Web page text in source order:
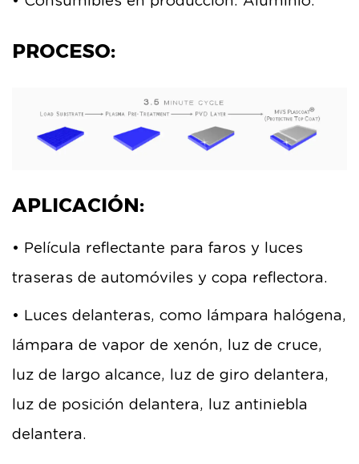
PROCESO:
APLICACIÓN:
• Película reflectante para faros y luces
traseras de automóviles y copa reflectora.
• Luces delanteras, como lámpara halógena,
lámpara de vapor de xenón, luz de cruce,
luz de largo alcance, luz de giro delantera,
luz de posición delantera, luz antiniebla
delantera.